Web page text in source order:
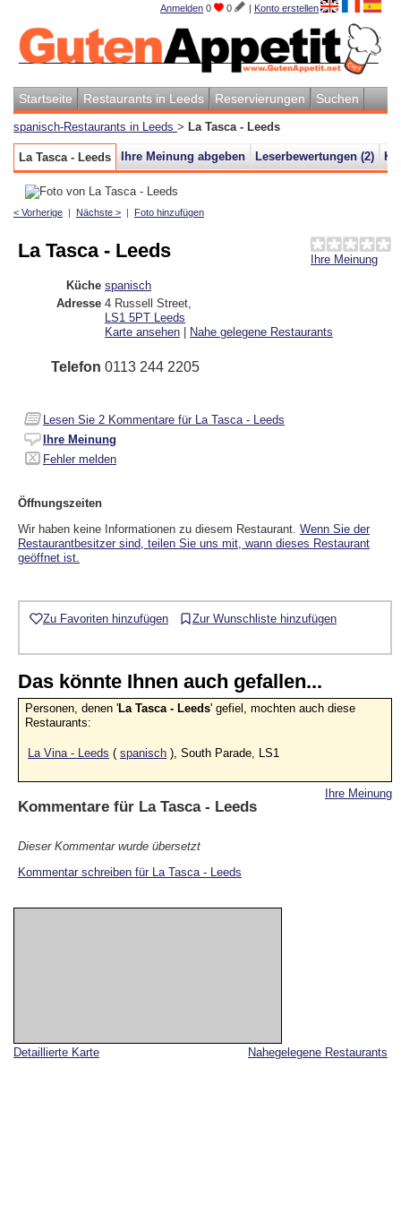
Anmelden 0 0 | Konto erstellen
Startseite Restaurants in Leeds Reservierungen Suchen
spanisch-Restaurants in Leeds > La Tasca - Leeds
La Tasca - Leeds Ihre Meinung abgeben Leserbewertungen (2)
< Vorherige | Nächste > | Foto hinzufügen
Nahegelegene Restaurants
Detaillierte Karte
Ihre Meinung
La Tasca - Leeds
Küche spanisch
Adresse 4 Russell Street
LS1 5PT Leeds
Karte ansehen | Nahe gelegene Restaurants
Telefon 0113 244 2205
Lesen Sie 2 Kommentare für La Tasca - Leeds
Ihre Meinung
Fehler melden
Öffnungszeiten
Wir haben keine Informationen zu diesem Restaurant. Wenn Sie der
Restaurantbesitzer sind, teilen Sie uns mit, wann dieses Restaurant
geöffnet ist.
Zu Favoriten hinzufügen Zur Wunschliste hinzufügen
Das könnte Ihnen auch gefallen...
Personen, denen 'La Tasca - Leeds' gefiel, mochten auch diese
Restaurants:
La Vina - Leeds ( spanisch ), South Parade, LS1
Ihre Meinung
Kommentare für La Tasca - Leeds
Dieser Kommentar wurde übersetzt
Kommentar schreiben für La Tasca - Leeds